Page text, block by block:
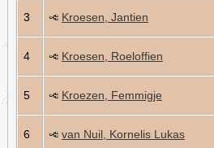
3 Kroesen, Jantien
4 Kroesen, Roeloffien
5 Kroezen, Femmigje
6 van Nuil, Kornelis Lukas